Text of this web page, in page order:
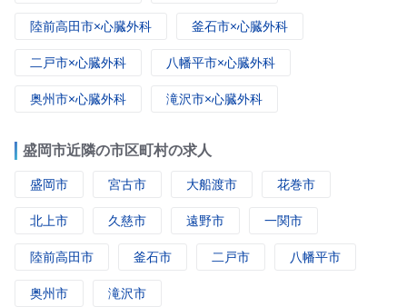
陸前高田市×心臓外科 釜石市×心臓外科
二戸市×心臓外科 八幡平市×心臓外科
奥州市×心臓外科 滝沢市×心臓外科
盛岡市近隣の市区町村の求人
盛岡市 宮古市 大船渡市 花巻市
北上市 久慈市 遠野市 一関市
陸前高田市 釜石市 二戸市 八幡平市
奥州市 滝沢市